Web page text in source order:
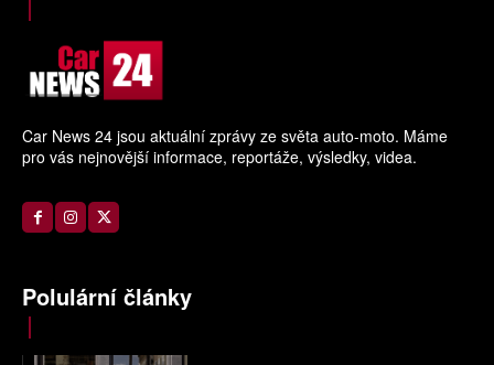
Car News 24 jsou aktuální zprávy ze světa auto-moto. Máme
pro vás nejnovější informace, reportáže, výsledky, videa.
Polulární články